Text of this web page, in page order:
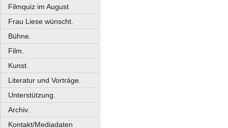
Filmquiz im August
Frau Liese wünscht.
Bühne.
Film.
Kunst.
Literatur und Vorträge.
Unterstützung.
Archiv.
Kontakt/Mediadaten